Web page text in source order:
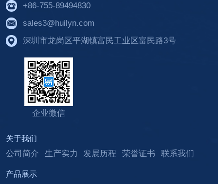
+86-755-89494830
sales3@huilyn.com
深圳市龙岗区平湖镇富民工业区富民路3号
企业微信
关于我们
公司简介 生产实力 发展历程 荣誉证书 联系我们
产品展示